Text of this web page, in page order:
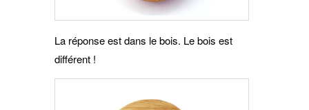
La réponse est dans le bois. Le bois est
différent !